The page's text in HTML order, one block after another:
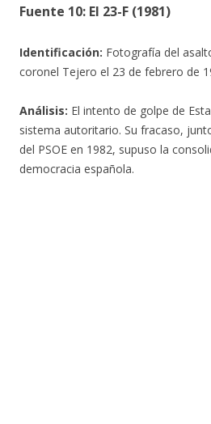
Fuente 10: El 23-F (1981)
Identificación: Fotografía del
coronel Tejero el 23 de febrero de
Análisis: El intento de golpe de
sistema autoritario. Su fracaso,
del PSOE en 1982, supuso la
democracia española.